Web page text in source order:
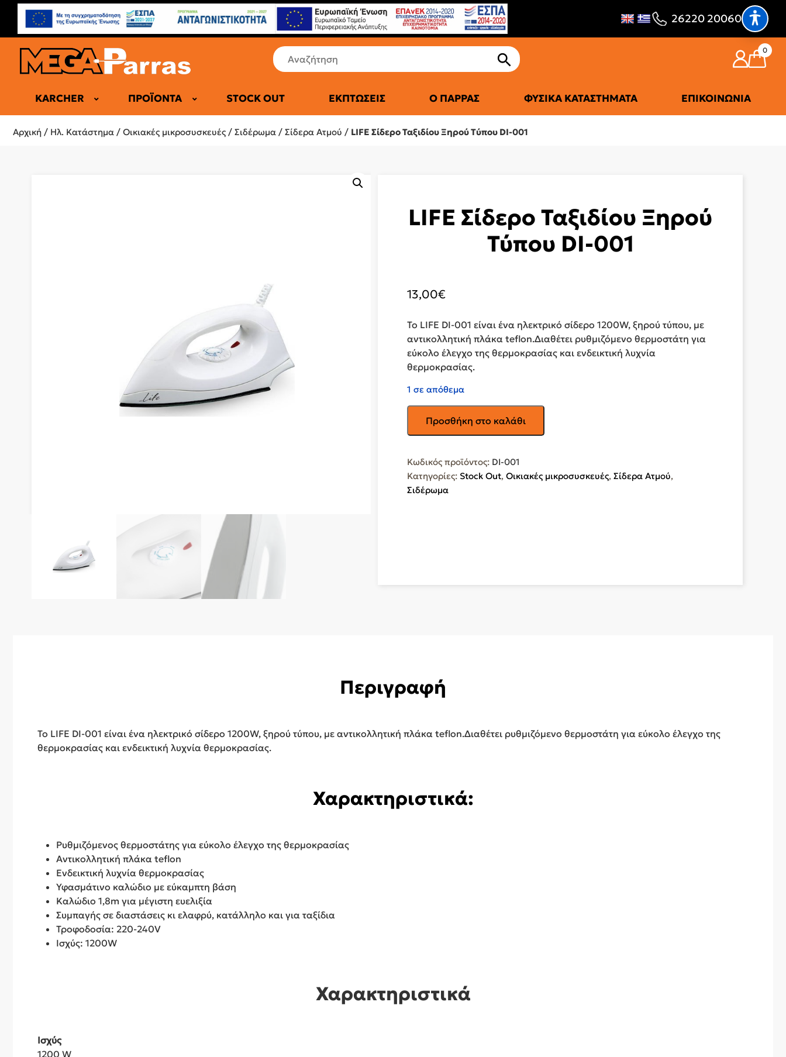
26220 20060
0
KARCHER ΠΡΟΪΌΝΤΑ
ΕΠΑΓΓΕΛΜΑΤΙΚΆ ΨΥΓΕΊΑ
STOCK OUT ΕΚΠΤΏΣΕΙΣ Ο ΠΑΡΡΆΣ ΦΥΣΙΚΆ ΚΑΤΑΣΤΉΜΑΤΑ ΕΠΙΚΟΙΝΩΝΊΑ
Αρχική / Ηλ. Κατάστημα / Οικιακές μικροσυσκευές / Σιδέρωμα / Σίδερα Ατμού / LIFE Σίδερο Ταξιδίου Ξηρού Τύπου DI-001
LIFE Σίδερο Ταξιδίου Ξηρού
Τύπου DI-001
13,00€
Το LIFE DI-001 είναι ένα ηλεκτρικό σίδερο 1200W, ξηρού τύπου, με
αντικολλητική πλάκα teflon.Διαθέτει ρυθμιζόμενο θερμοστάτη για
εύκολο έλεγχο της θερμοκρασίας και ενδεικτική λυχνία
θερμοκρασίας.
1 σε απόθεμα
Σίδερο
Τύπου
DI-
001
Προσθήκη στο καλάθι
Κωδικός προϊόντος: DI-001
Κατηγορίες: Stock Out, Οικιακές μικροσυσκευές, Σίδερα Ατμού,
Σιδέρωμα
Περιγραφή
Το LIFE DI-001 είναι ένα ηλεκτρικό σίδερο 1200W, ξηρού τύπου, με αντικολλητική πλάκα teflon.Διαθέτει ρυθμιζόμενο θερμοστάτη για εύκολο έλεγχο της
θερμοκρασίας και ενδεικτική λυχνία θερμοκρασίας.
Χαρακτηριστικά:
Ρυθμιζόμενος θερμοστάτης για εύκολο έλεγχο της θερμοκρασίας
Αντικολλητική πλάκα teflon
Ενδεικτική λυχνία θερμοκρασίας
Υφασμάτινο καλώδιο με εύκαμπτη βάση
Καλώδιο 1,8m για μέγιστη ευελιξία
Συμπαγής σε διαστάσεις κι ελαφρύ, κατάλληλο και για ταξίδια
Τροφοδοσία: 220-240V
Ισχύς: 1200W
Χαρακτηριστικά
Ισχύς
1200 W